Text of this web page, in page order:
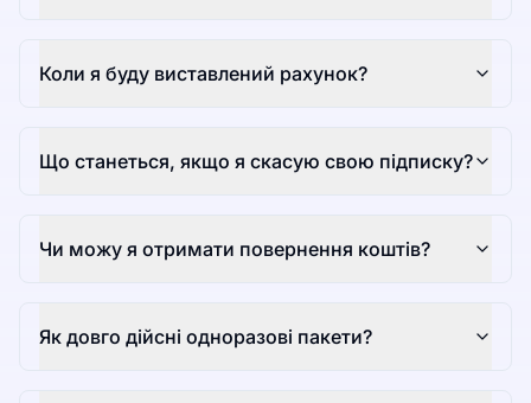
Коли я буду виставлений рахунок?
Що станеться, якщо я скасую свою підписку?
Чи можу я отримати повернення коштів?
Як довго дійсні одноразові пакети?